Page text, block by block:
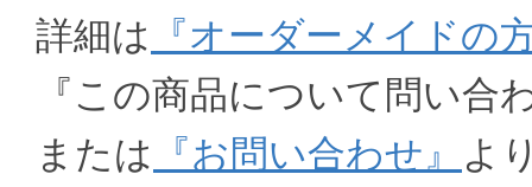
詳細は 『オーダーメイドの
『この商品について問い合
または 『お問い合わせ』
よ